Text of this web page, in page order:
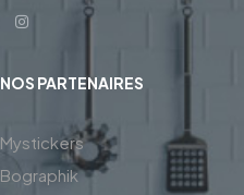
NOS PARTENAIRES
Mystickers
Bographik